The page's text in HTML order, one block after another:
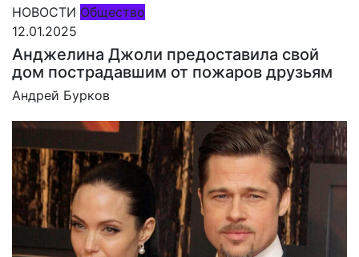
НОВОСТИ Общество
12.01.2025
Анджелина Джоли предоставила свой
дом пострадавшим от пожаров друзьям
Андрей Бурков